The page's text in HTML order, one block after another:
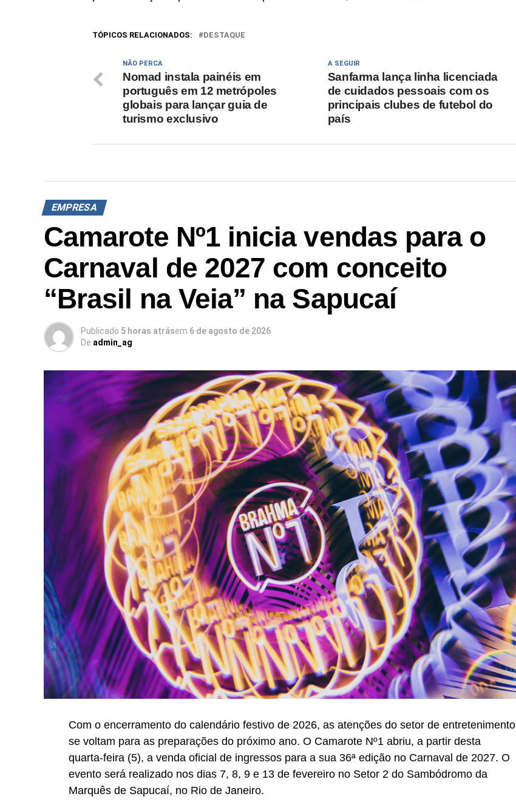
TÓPICOS RELACIONADOS: DESTAQUE
A SEGUIR
Sanfarma lança linha licenciada
de cuidados pessoais com os
principais clubes de futebol do
país
NÃO PERCA
Nomad instala painéis em
português em 12 metrópoles
globais para lançar guia de
turismo exclusivo
EMPRESA
Camarote Nº1 inicia vendas para o
Carnaval de 2027 com conceito
“Brasil na Veia” na Sapucaí
Publicado 5 horas atrásem 6 de agosto de 2026
De admin_ag
Com o encerramento do calendário festivo de 2026, as atenções do setor de entretenimento
se voltam para as preparações do próximo ano. O Camarote Nº1 abriu, a partir desta
quarta-feira (5), a venda oficial de ingressos para a sua 36ª edição no Carnaval de 2027. O
evento será realizado nos dias 7, 8, 9 e 13 de fevereiro no Setor 2 do Sambódromo da
Marquês de Sapucaí, no Rio de Janeiro.